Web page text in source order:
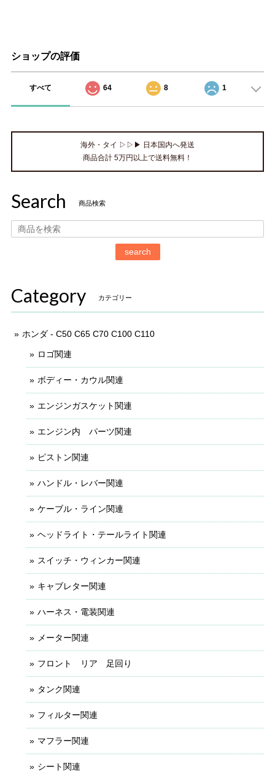
ショップの評価
すべて 64 8 1
海外・タイ ▷▷▶ 日本国内へ発送
商品合計 5万円以上で送料無料！
Search 商品検索
search
Category カテゴリー
ホンダ - C50 C65 C70 C100 C110
ロゴ関連
ボディー・カウル関連
エンジンガスケット関連
エンジン内 パーツ関連
ピストン関連
ハンドル・レバー関連
ケーブル・ライン関連
ヘッドライト・テールライト関連
スイッチ・ウィンカー関連
キャブレター関連
ハーネス・電装関連
メーター関連
フロント リア 足回り
タンク関連
フィルター関連
マフラー関連
シート関連